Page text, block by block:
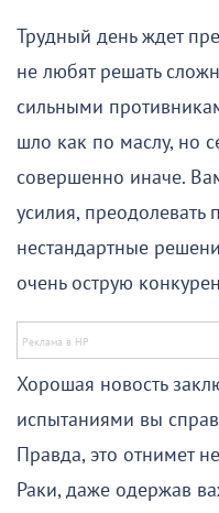
Трудный день ждет
не любят решать
сильными
шло как по маслу, но
совершенно иначе.
усилия, преодолевать
нестандартные
очень острую
Хорошая новость
испытаниями вы
Правда, это отнимет
Раки, даже одержав